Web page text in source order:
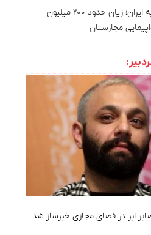
پیامدهای تجاوز به ایران؛ زیان حدود ۲۰۰ میلیون
مجارستان
ابر در فضای مجازی خبرساز شد